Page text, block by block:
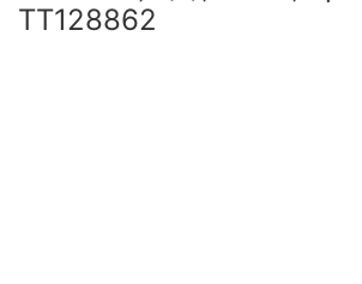
ТТ128862